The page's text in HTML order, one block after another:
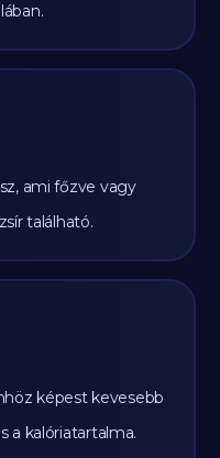
ami főzve vagy
található.
képest kevesebb
a kalóriatartalma.